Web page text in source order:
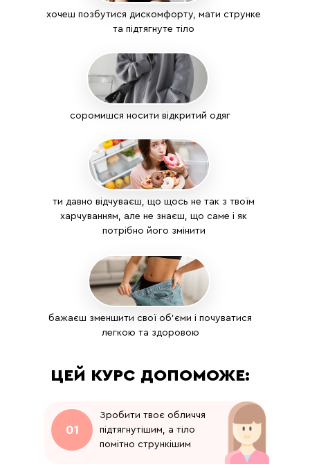
хочеш позбутися дискомфорту, мати струнке
та підтягнуте тіло
ти давно відчуваєш, що щось не так з твоїм
харчуванням, але не знаєш, що саме і як
потрібно його змінити
соромишся носити відкритий одяг
бажаєш зменшити свої об'єми і почуватися
легкою та здоровою
ЦЕЙ КУРС ДОПОМОЖЕ:
Зробити твоє обличчя
підтягнутішим, а тіло
помітно стрункішим
01